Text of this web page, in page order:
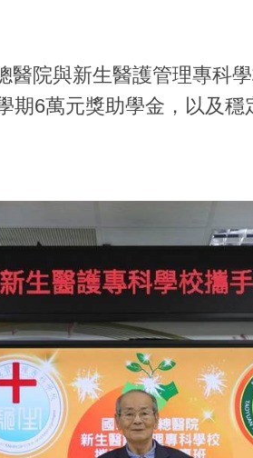
院與新生醫護管理專科
期6萬元獎助學金，以及